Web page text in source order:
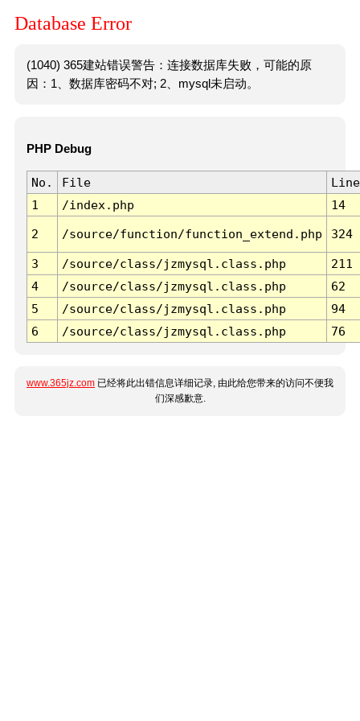
Database Error
(1040) 365建站错误警告：连接数据库失败，可能的原
因：1、数据库密码不对; 2、mysql未启动。
PHP Debug
No. File
Line
1
/index.php 14
2 /source/function/function_extend.php 324
3 /source/class/jzmysql.class.php
211
4
/source/class/jzmysql.class.php
62
5
/source/class/jzmysql.class.php
94
6
/source/class/jzmysql.class.php 76
www.365jz.com 已经将此出错信息详细记录, 由此给您带来的访问不便我
们深感歉意.